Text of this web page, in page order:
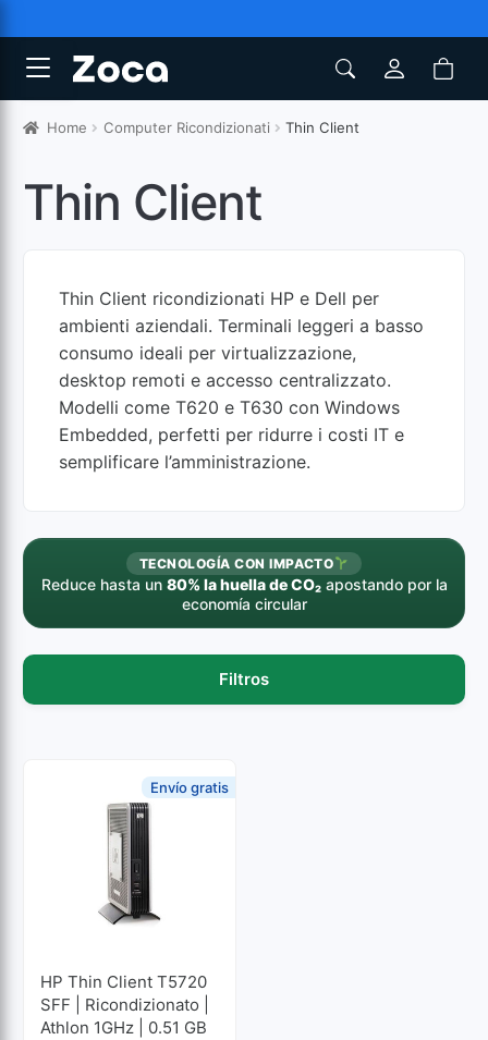
Home Computer Ricondizionati Thin Client
Thin Client
Thin Client ricondizionati HP e Dell per
ambienti aziendali. Terminali leggeri a basso
consumo ideali per virtualizzazione,
desktop remoti e accesso centralizzato.
Modelli come T620 e T630 con Windows
Embedded, perfetti per ridurre i costi IT e
semplificare l’amministrazione.
TECNOLOGÍA CON IMPACTO
Reduce hasta un 80% la huella de CO₂apostando por la
economía circular
Filtros
HP Thin Client T5720
SFF | Ricondizionato |
Athlon 1GHz | 0.51 GB
Envío gratis